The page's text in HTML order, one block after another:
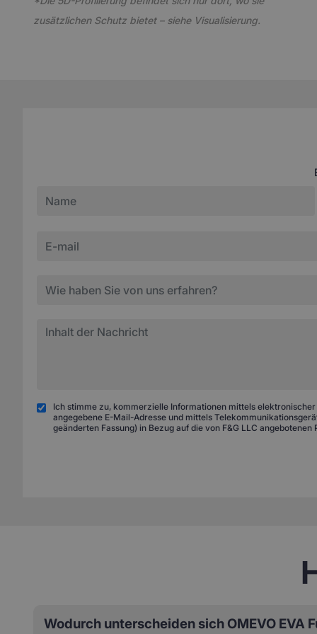
zusätzlichen Schutz bietet – siehe Visualisierung.
Ich stimme zu, kommerzielle Informationen mittels
angegebene E-Mail-Adresse und mittels
geänderten Fassung) in Bezug auf die von F&G LLC angebotenen
Wodurch unterscheiden sich OMEVO